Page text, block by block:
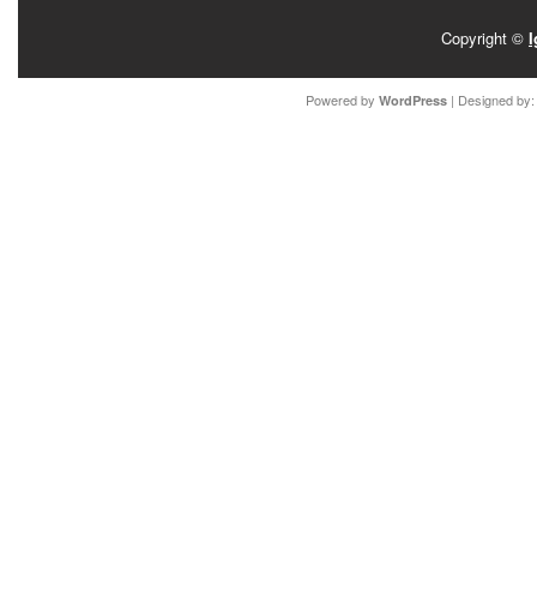
Copyright ©
Powered by WordPress| Designed by: